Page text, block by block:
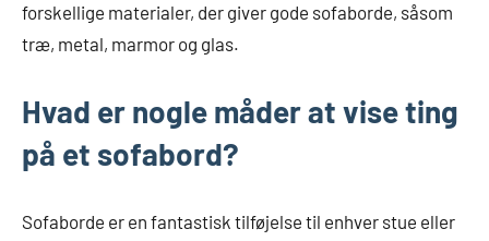
forskellige materialer, der giver gode sofaborde, såsom
træ, metal, marmor og glas.
Hvad er nogle måder at vise ting
på et sofabord?
Sofaborde er en fantastisk tilføjelse til enhver stue eller